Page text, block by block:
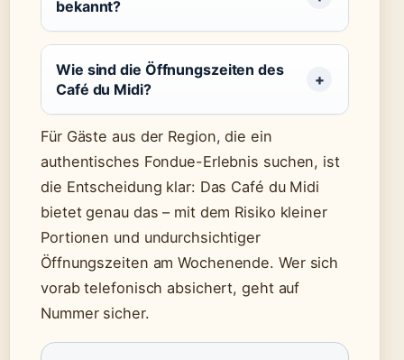
bekannt?
Wie sind die Öffnungszeiten des
Café du Midi?
Für Gäste aus der Region, die ein
authentisches Fondue-Erlebnis suchen, ist
die Entscheidung klar: Das Café du Midi
bietet genau das – mit dem Risiko kleiner
Portionen und undurchsichtiger
Öffnungszeiten am Wochenende. Wer sich
vorab telefonisch absichert, geht auf
Nummer sicher.